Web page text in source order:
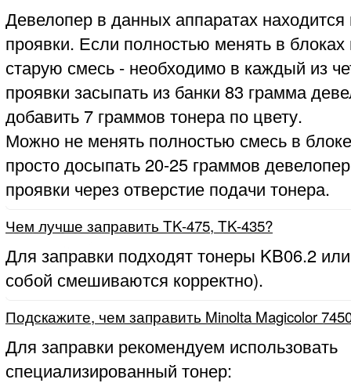
Девелопер в данных аппаратах находится
проявки. Если полностью менять в блоках
старую смесь - необходимо в каждый из
проявки засыпать из банки 83 грамма
добавить 7 граммов тонера по цвету.
Можно не менять полностью смесь в
просто досыпать 20-25 граммов
проявки через отверстие подачи тонера.
Чем лучше заправить TK-475, TK-435?
Для заправки подходят тонеры KB06.2
собой смешиваются корректно).
Подскажите, чем заправить Minolta Magicolor
Для заправки рекомендуем использовать
специализированный тонер: